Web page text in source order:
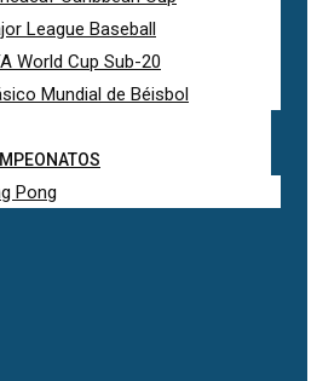
League Baseball
World Cup Sub-20
Mundial de Béisbol
Pong